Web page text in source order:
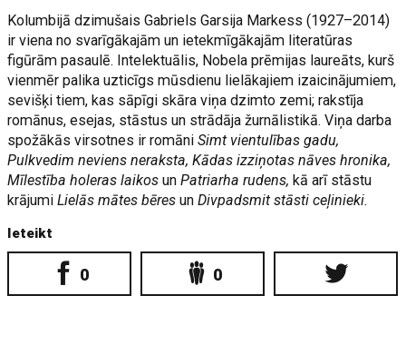
Kolumbijā dzimušais Gabriels Garsija Markess (1927–2014)
ir viena no svarīgākajām un ietekmīgākajām literatūras
figūrām pasaulē. Intelektuālis, Nobela prēmijas laureāts, kurš
vienmēr palika uzticīgs mūsdienu lielākajiem izaicinājumiem,
sevišķi tiem, kas sāpīgi skāra viņa dzimto zemi; rakstīja
romānus, esejas, stāstus un strādāja žurnālistikā. Viņa darba
spožākās virsotnes ir romāniSimt vientulības gadu,
Pulkvedim neviens neraksta, Kādas izziņotas nāves hronika,
Mīlestība holeras laikos unPatriarha rudens,kā arī stāstu
krājumiLielās mātes bēres unDivpadsmit stāsti ceļinieki.
Ieteikt
0 0